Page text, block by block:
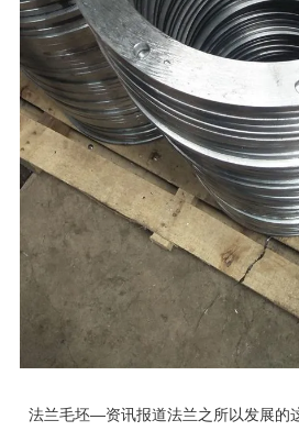
法兰毛坯—资讯报道法兰之所以发展的